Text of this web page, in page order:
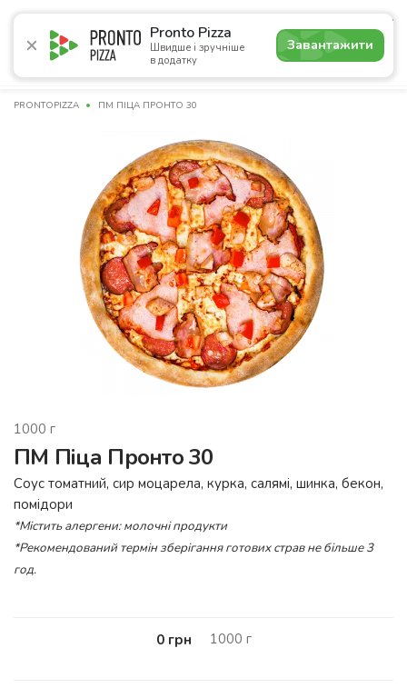
Pronto Pizza
Швидше і зручніше
в додатку
Завантажити
4.9
Акції Піца Суші Сети Бургери Комбо
PRONTOPIZZA ПМ ПІЦА ПРОНТО 30
1000 г
ПМ Піца Пронто 30
Соус томатний, сир моцарела, курка, салямі, шинка, бекон,
помідори
*Містить алергени: молочні продукти
*Рекомендований термін зберігання готових страв не більше 3
год.
0грн 1000 г